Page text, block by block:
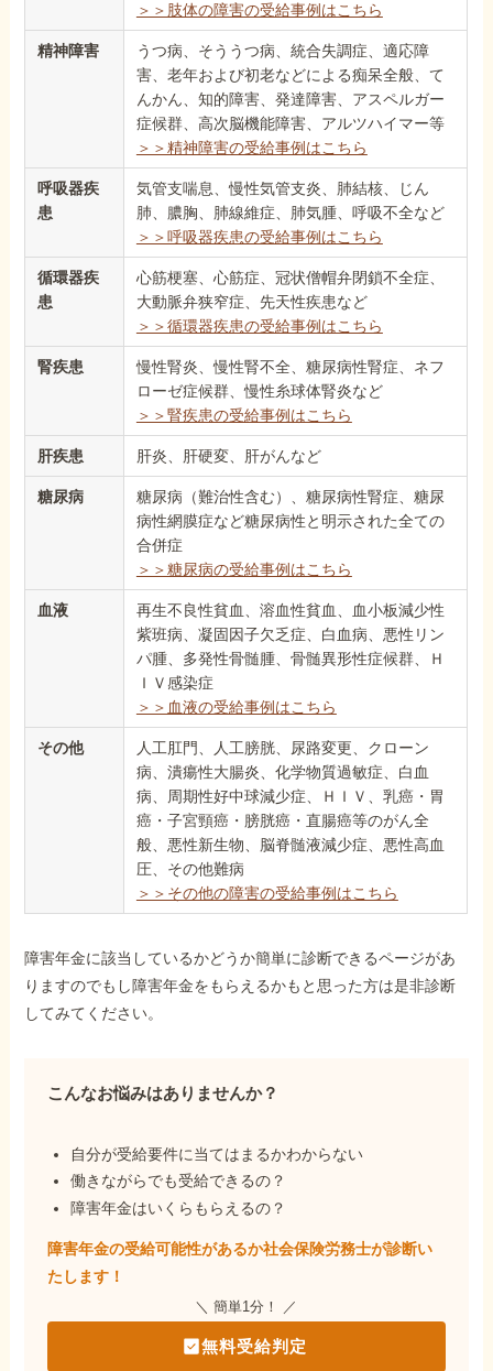
＞＞肢体の障害の受給事例はこちら
精神障害
うつ病、そううつ病、統合失調症、適応障
害、老年および初老などによる痴呆全般、て
んかん、知的障害、発達障害、アスペルガー
症候群、高次脳機能障害、アルツハイマー等
＞＞精神障害の受給事例はこちら
呼吸器疾
患
気管支喘息、慢性気管支炎、肺結核、じん
肺、膿胸、肺線維症、肺気腫、呼吸不全など
＞＞呼吸器疾患の受給事例はこちら
循環器疾
患
心筋梗塞、心筋症、冠状僧帽弁閉鎖不全症、
大動脈弁狭窄症、先天性疾患など
＞＞循環器疾患の受給事例はこちら
腎疾患
慢性腎炎、慢性腎不全、糖尿病性腎症、ネフ
ローゼ症候群、慢性糸球体腎炎など
＞＞腎疾患の受給事例はこちら
肝疾患 肝炎、肝硬変、肝がんなど
糖尿病
糖尿病（難治性含む）、糖尿病性腎症、糖尿
病性網膜症など糖尿病性と明示された全ての
合併症
＞＞糖尿病の受給事例はこちら
血液
再生不良性貧血、溶血性貧血、血小板減少性
紫班病、凝固因子欠乏症、白血病、悪性リン
パ腫、多発性骨髄腫、骨髄異形性症候群、Ｈ
ＩＶ感染症
＞＞血液の受給事例はこちら
その他
人工肛門、人工膀胱、尿路変更、クローン
病、潰瘍性大腸炎、化学物質過敏症、白血
病、周期性好中球減少症、ＨＩＶ、乳癌・胃
癌・子宮頸癌・膀胱癌・直腸癌等のがん全
般、悪性新生物、脳脊髄液減少症、悪性高血
圧、その他難病
＞＞その他の障害の受給事例はこちら
障害年金に該当しているかどうか簡単に診断できるページがあ
りますのでもし障害年金をもらえるかもと思った方は是非診断
してみてください。
こんなお悩みはありませんか？
自分が受給要件に当てはまるかわからない
働きながらでも受給できるの？
障害年金はいくらもらえるの？
障害年金の受給可能性があるか社会保険労務士が診断い
たします！
＼ 簡単1分！ ／
無料受給判定